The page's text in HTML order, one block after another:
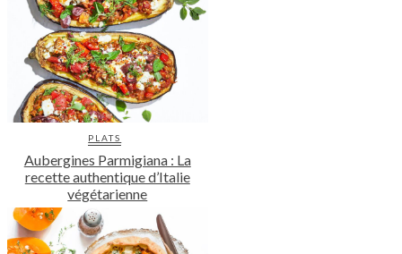
PLATS
Aubergines Parmigiana : La
recette authentique d’Italie
végétarienne